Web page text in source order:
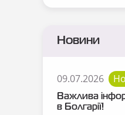
Новини
09.07.2026
Важлива
в Болгарії!